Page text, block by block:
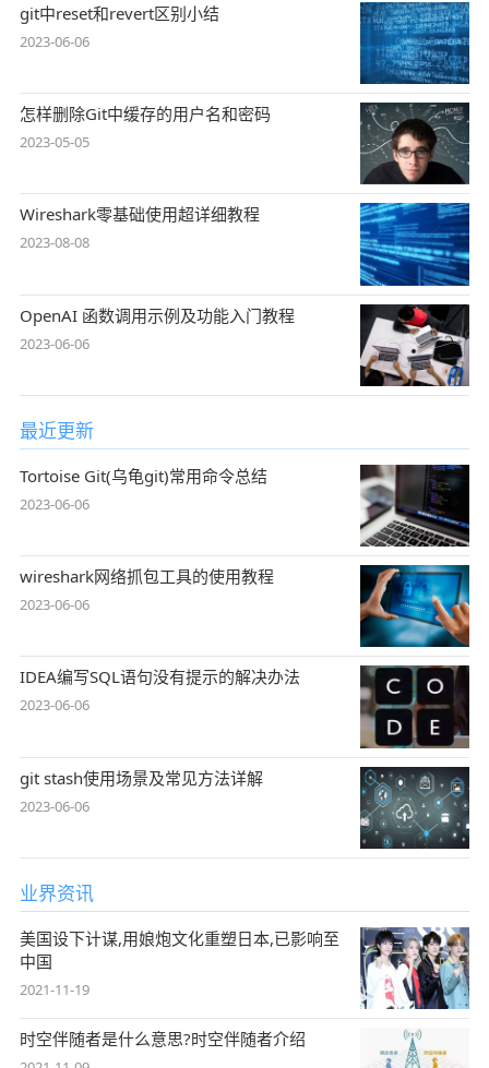
git中reset和revert区别小结
2023-06-06
怎样删除Git中缓存的用户名和密码
2023-05-05
Wireshark零基础使用超详细教程
2023-08-08
OpenAI 函数调用示例及功能入门教程
2023-06-06
最近更新
Tortoise Git(乌龟git)常用命令总结
2023-06-06
wireshark网络抓包工具的使用教程
2023-06-06
IDEA编写SQL语句没有提示的解决办法
2023-06-06
git stash使用场景及常见方法详解
2023-06-06
业界资讯
美国设下计谋,用娘炮文化重塑日本,已影响至
中国
2021-11-19
时空伴随者是什么意思?时空伴随者介绍